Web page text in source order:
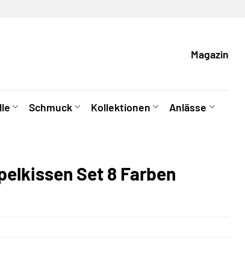
Magazin
Schmuck Kollektionen Anlässe
Set 8 Farben